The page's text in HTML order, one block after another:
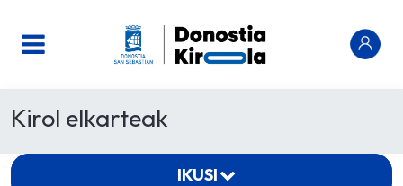
Kirol elkarteak
IKUSI